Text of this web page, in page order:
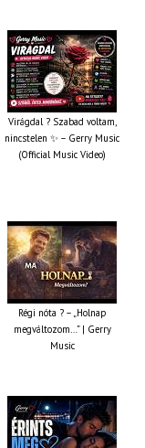
Virágdal ? Szabad voltam,
nincstelen ✨ – Gerry Music
(Official Music Video)
Régi nóta ? – „Holnap
megváltozom…” | Gerry
Music